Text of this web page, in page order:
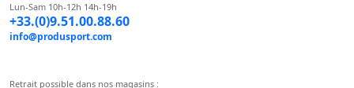
Lun-Sam 10h-12h 14h-19h
+33.(0)9.51.00.88.60
info@produsport.com
Retrait possible dans nos magasins :